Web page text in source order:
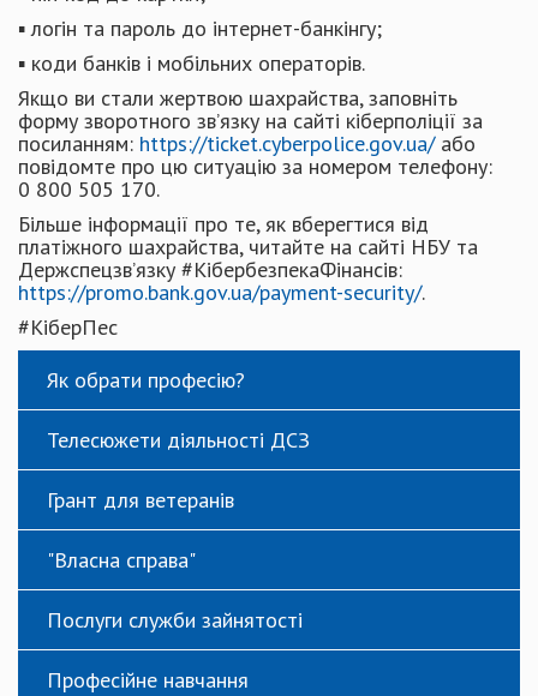
▪ логін та пароль до інтернет-банкінгу;
▪ коди банків і мобільних операторів.
Якщо ви стали жертвою шахрайства, заповніть
форму зворотного зв’язку на сайті кіберполіції за
посиланням: https://ticket.cyberpolice.gov.ua/або
повідомте про цю ситуацію за номером телефону:
0 800 505 170.
Більше інформації про те, як вберегтися від
платіжного шахрайства, читайте на сайті НБУ та
Держспецзв’язку #КібербезпекаФінансів:
https://promo.bank.gov.ua/payment-security/.
#КіберПес
Як обрати професію?
Телесюжети діяльності ДСЗ
Грант для ветеранів
"Власна справа"
Послуги служби зайнятості
Професійне навчання